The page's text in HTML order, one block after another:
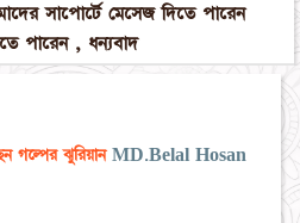
সাপোর্টে মেসেজ দিতে পারেন
পারেন , ধন্যবাদ
গল্পের ঝুরিয়ান MD.Belal Hosan